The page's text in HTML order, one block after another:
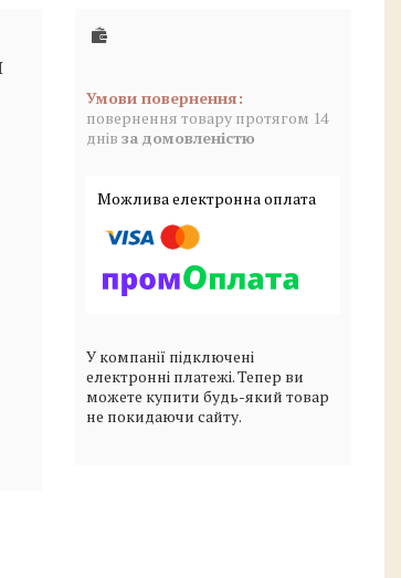
повернення товару протягом 14
днів за домовленістю
У компанії підключені
електронні платежі. Тепер ви
можете купити будь-який товар
не покидаючи сайту.